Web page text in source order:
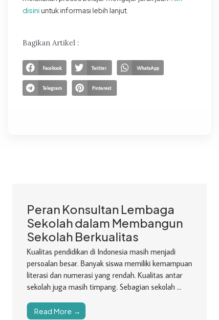
disini untuk informasi lebih lanjut.
Bagikan Artikel :
Facebook Twitter WhatsApp
Telegram Pinterest
Peran Konsultan Lembaga
Sekolah dalam Membangun
Sekolah Berkualitas
Kualitas pendidikan di Indonesia masih menjadi
persoalan besar. Banyak siswa memiliki kemampuan
literasi dan numerasi yang rendah. Kualitas antar
sekolah juga masih timpang. Sebagian sekolah ...
Read More →